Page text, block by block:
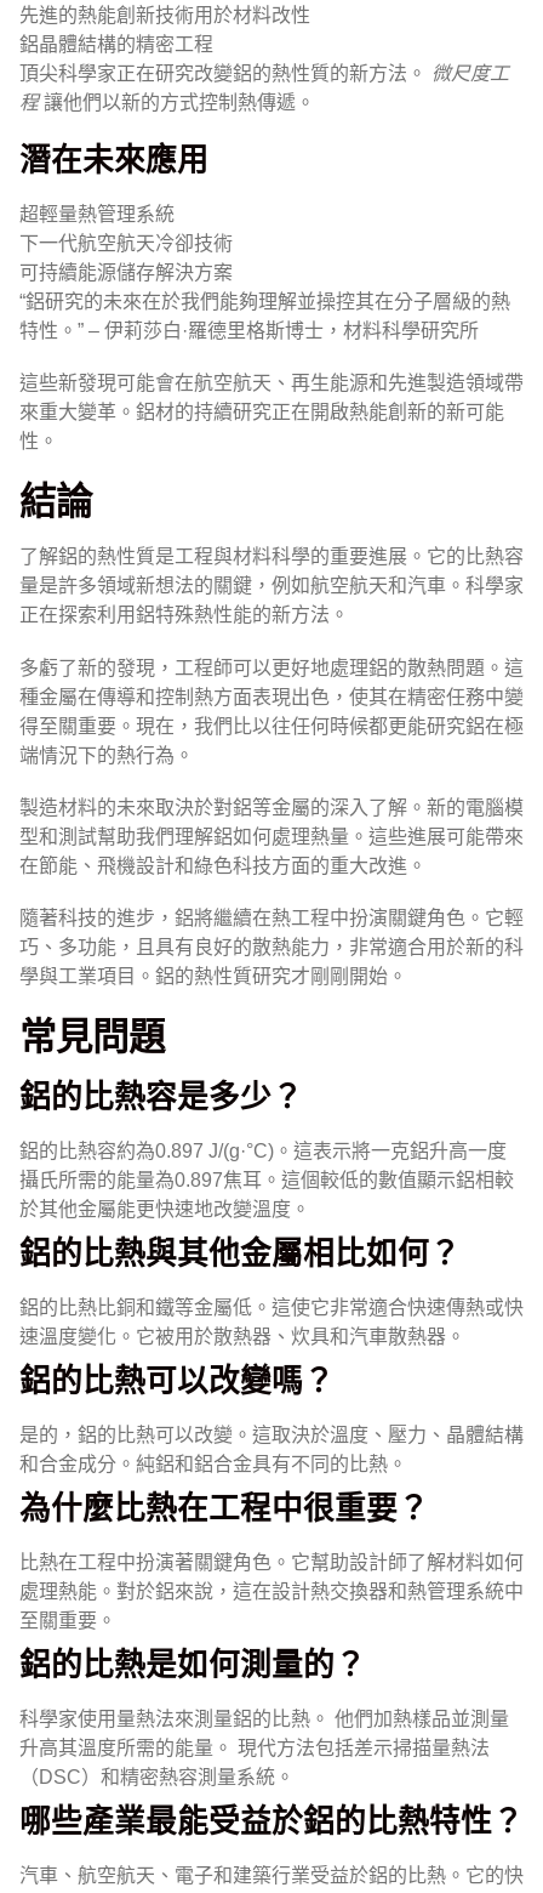
先進的熱能創新技術用於材料改性
鋁晶體結構的精密工程
頂尖科學家正在研究改變鋁的熱性質的新方法。
微尺度工
程讓他們以新的方式控制熱傳遞。
潛在未來應用
超輕量熱管理系統
下一代航空航天冷卻技術
可持續能源儲存解決方案
“鋁研究的未來在於我們能夠理解並操控其在分子層級的熱
特性。” – 伊莉莎白·羅德里格斯博士，材料科學研究所
這些新發現可能會在航空航天、再生能源和先進製造領域帶
來重大變革。鋁材的持續研究正在開啟熱能創新的新可能
性。
結論
了解鋁的熱性質是工程與材料科學的重要進展。它的比熱容
量是許多領域新想法的關鍵，例如航空航天和汽車。科學家
正在探索利用鋁特殊熱性能的新方法。
多虧了新的發現，工程師可以更好地處理鋁的散熱問題。這
種金屬在傳導和控制熱方面表現出色，使其在精密任務中變
得至關重要。現在，我們比以往任何時候都更能研究鋁在極
端情況下的熱行為。
製造材料的未來取決於對鋁等金屬的深入了解。新的電腦模
型和測試幫助我們理解鋁如何處理熱量。這些進展可能帶來
在節能、飛機設計和綠色科技方面的重大改進。
隨著科技的進步，鋁將繼續在熱工程中扮演關鍵角色。它輕
巧、多功能，且具有良好的散熱能力，非常適合用於新的科
學與工業項目。鋁的熱性質研究才剛剛開始。
常見問題
鋁的比熱容是多少？
鋁的比熱容約為0.897 J/(g·°C)。這表示將一克鋁升高一度
攝氏所需的能量為0.897焦耳。這個較低的數值顯示鋁相較
於其他金屬能更快速地改變溫度。
鋁的比熱與其他金屬相比如何？
鋁的比熱比銅和鐵等金屬低。這使它非常適合快速傳熱或快
速溫度變化。它被用於散熱器、炊具和汽車散熱器。
鋁的比熱可以改變嗎？
是的，鋁的比熱可以改變。這取決於溫度、壓力、晶體結構
和合金成分。純鋁和鋁合金具有不同的比熱。
為什麼比熱在工程中很重要？
比熱在工程中扮演著關鍵角色。它幫助設計師了解材料如何
處理熱能。對於鋁來說，這在設計熱交換器和熱管理系統中
至關重要。
鋁的比熱是如何測量的？
科學家使用量熱法來測量鋁的比熱。 他們加熱樣品並測量
升高其溫度所需的能量。 現代方法包括差示掃描量熱法
（DSC）和精密熱容測量系統。
哪些產業最能受益於鋁的比熱特性？
汽車、航空航天、電子和建築行業受益於鋁的比熱。它的快